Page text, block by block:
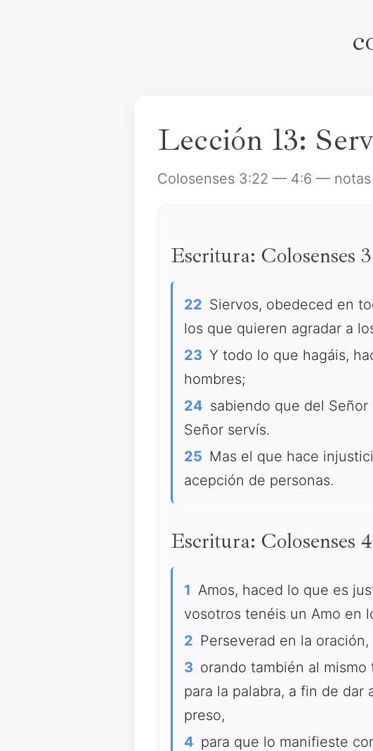
Lección 13:
Colosenses 3:22 — 4:6 —
Escritura: Colosenses
22 Siervos, obedeced en
los que quieren agradar a
23 Y todo lo que hagáis,
hombres;
24 sabiendo que del
Señor servís.
25 Mas el que hace
acepción de personas.
Escritura: Colosenses
1 Amos, haced lo que es
vosotros tenéis un Amo en
2 Perseverad en la
3 orando también al
para la palabra, a fin de
preso,
4 para que lo manifieste